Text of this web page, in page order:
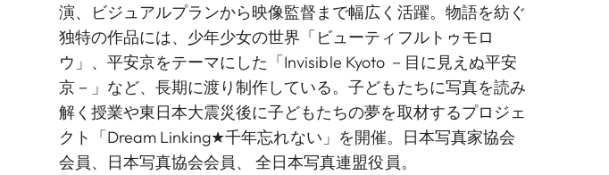
演、ビジュアルプランから映像監督まで幅広く活躍。物語を紡ぐ
独特の作品には、少年少女の世界「ビューティフルトゥモロ
ウ」、平安京をテーマにした「Invisible Kyoto －目に見えぬ平安
京－」など、長期に渡り制作している。子どもたちに写真を読み
解く授業や東日本大震災後に子どもたちの夢を取材するプロジェ
クト「Dream Linking★千年忘れない」を開催。日本写真家協会
会員、日本写真協会会員、 全日本写真連盟役員。